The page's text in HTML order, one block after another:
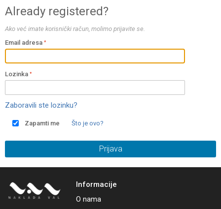
Already registered?
Ako već imate korisnički račun, molimo prijavite se.
Email adresa
Lozinka
Zaboravili ste lozinku?
Zapamti me Što je ovo?
Prijava
Informacije
O nama